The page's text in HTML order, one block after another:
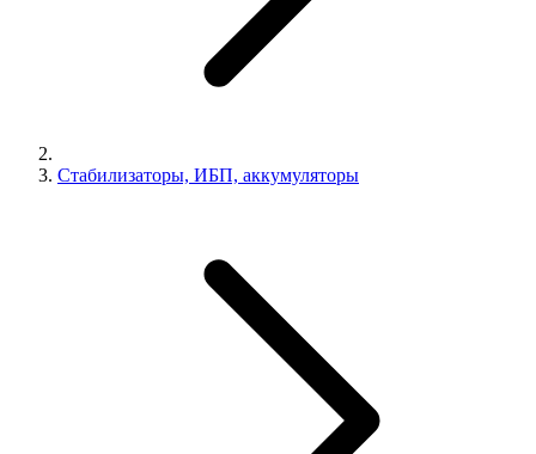
Стабилизаторы, ИБП, аккумуляторы